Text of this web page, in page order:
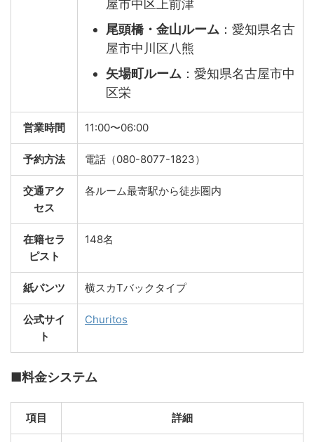
屋市中区上前津
尾頭橋・金山ルーム ：愛知県名古
屋市中川区八熊
矢場町ルーム ：愛知県名古屋市中
区栄
営業時間 11:00〜06:00
予約方法 電話（080-8077-1823）
交通アク
セス
各ルーム最寄駅から徒歩圏内
在籍セラ
ピスト
148名
紙パンツ 横スカTバックタイプ
公式サイ
ト
Churitos
■料金システム
項目 詳細